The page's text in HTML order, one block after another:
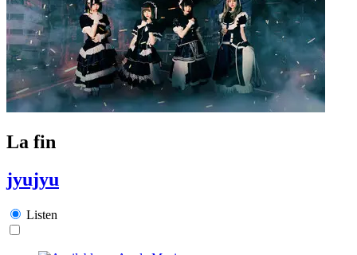
La fin
jyujyu
Listen